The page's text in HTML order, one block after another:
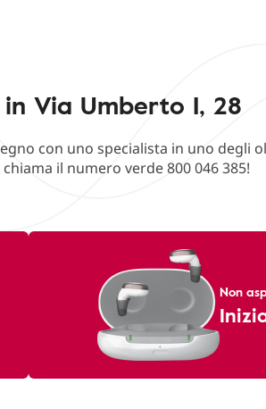
Via Umberto I, 28
con uno specialista in uno degli
il numero verde 800 046 385!
Non